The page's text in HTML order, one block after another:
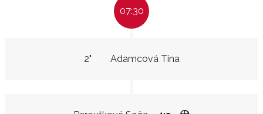
07:30
Adamcová Tina
2"